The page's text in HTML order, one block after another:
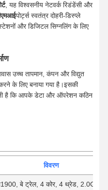
अब बात करें
, यह विश्वसनीय नेटवर्क रिडंडेंसी और
पोर्ट्स स्वतंत्र दोहरी-डिस्प्ले
और डिजिटल सिग्नलिंग के लिए
उच्च तापमान, कंपन और विद्युत
के लिए बनाया गया है।इसकी
है कि आपके डेटा और ऑपरेशन कठिन
विवरण
बे ट्रेल, 4 कोर, 4 थ्रेड, 2.0GHz